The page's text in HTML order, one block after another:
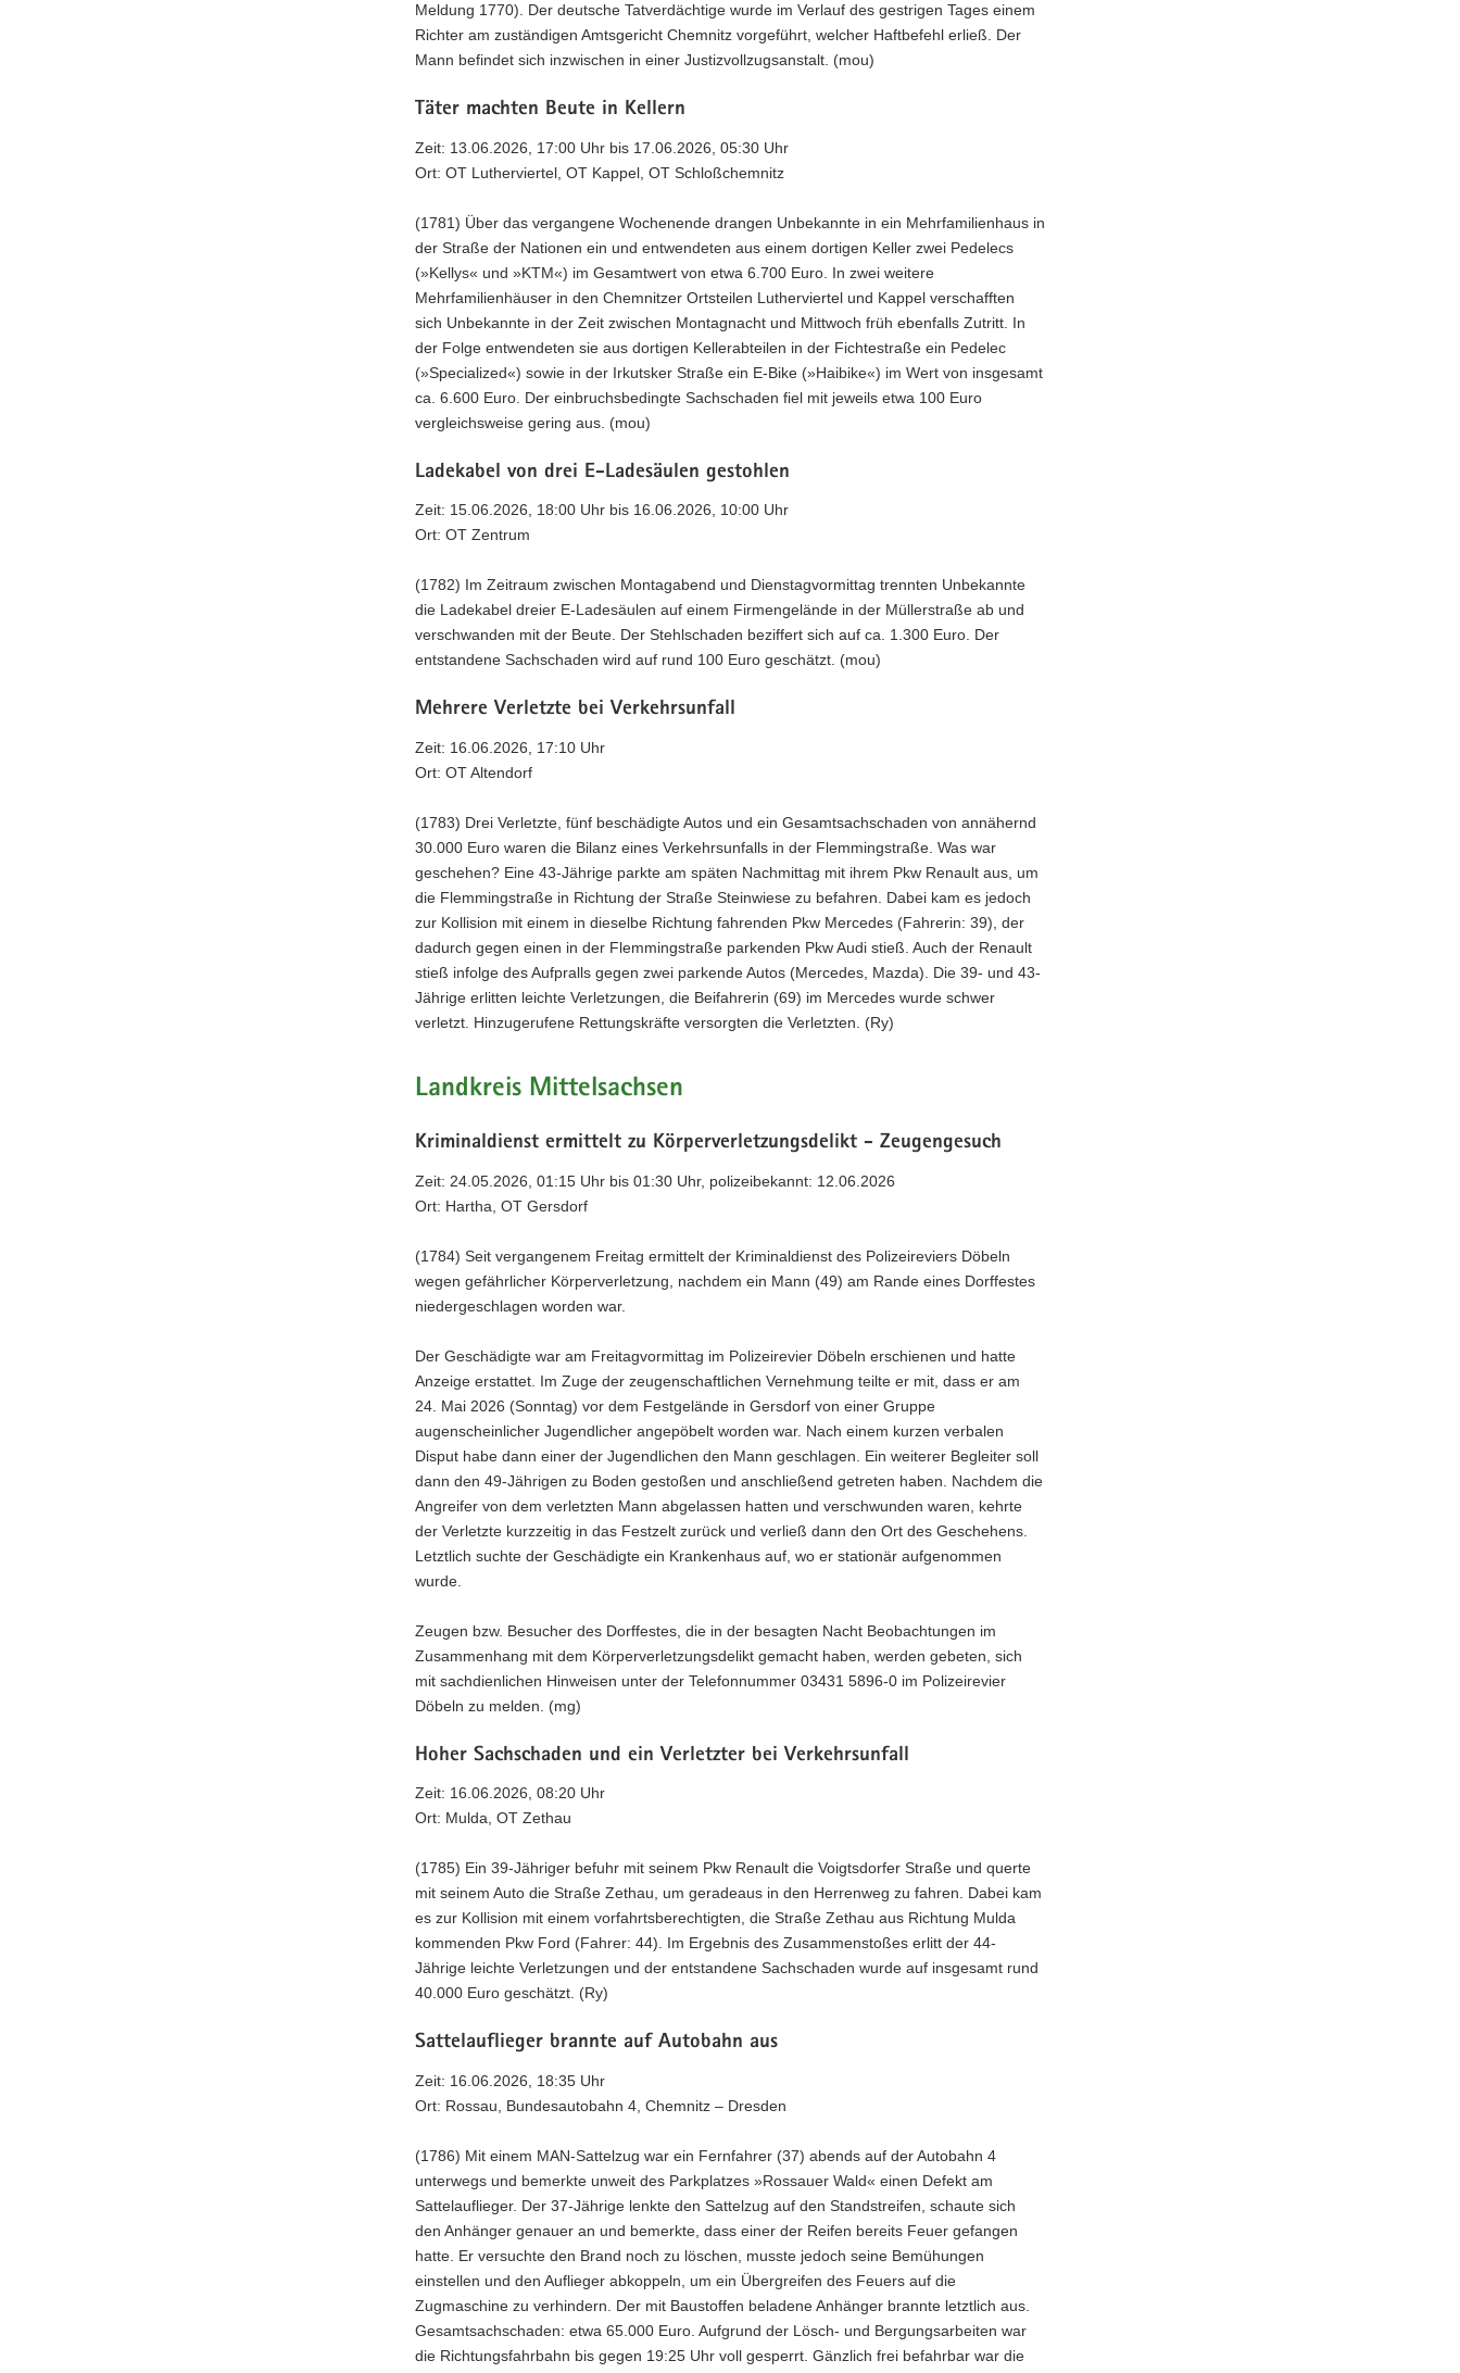
Meldung 1770). Der deutsche Tatverdächtige wurde im Verlauf des gestrigen Tages einem
Richter am zuständigen Amtsgericht Chemnitz vorgeführt, welcher Haftbefehl erließ. Der
Mann befindet sich inzwischen in einer Justizvollzugsanstalt. (mou)
Täter machten Beute in Kellern
Zeit: 13.06.2026, 17:00 Uhr bis 17.06.2026, 05:30 Uhr
Ort: OT Lutherviertel, OT Kappel, OT Schloßchemnitz
(1781) Über das vergangene Wochenende drangen Unbekannte in ein Mehrfamilienhaus in
der Straße der Nationen ein und entwendeten aus einem dortigen Keller zwei Pedelecs
(»Kellys« und »KTM«) im Gesamtwert von etwa 6.700 Euro. In zwei weitere
Mehrfamilienhäuser in den Chemnitzer Ortsteilen Lutherviertel und Kappel verschafften
sich Unbekannte in der Zeit zwischen Montagnacht und Mittwoch früh ebenfalls Zutritt. In
der Folge entwendeten sie aus dortigen Kellerabteilen in der Fichtestraße ein Pedelec
(»Specialized«) sowie in der Irkutsker Straße ein E-Bike (»Haibike«) im Wert von insgesamt
ca. 6.600 Euro. Der einbruchsbedingte Sachschaden fiel mit jeweils etwa 100 Euro
vergleichsweise gering aus. (mou)
Ladekabel von drei E-Ladesäulen gestohlen
Zeit: 15.06.2026, 18:00 Uhr bis 16.06.2026, 10:00 Uhr
Ort: OT Zentrum
(1782) Im Zeitraum zwischen Montagabend und Dienstagvormittag trennten Unbekannte
die Ladekabel dreier E-Ladesäulen auf einem Firmengelände in der Müllerstraße ab und
verschwanden mit der Beute. Der Stehlschaden beziffert sich auf ca. 1.300 Euro. Der
entstandene Sachschaden wird auf rund 100 Euro geschätzt. (mou)
Mehrere Verletzte bei Verkehrsunfall
Zeit: 16.06.2026, 17:10 Uhr
Ort: OT Altendorf
(1783) Drei Verletzte, fünf beschädigte Autos und ein Gesamtsachschaden von annähernd
30.000 Euro waren die Bilanz eines Verkehrsunfalls in der Flemmingstraße. Was war
geschehen? Eine 43-Jährige parkte am späten Nachmittag mit ihrem Pkw Renault aus, um
die Flemmingstraße in Richtung der Straße Steinwiese zu befahren. Dabei kam es jedoch
zur Kollision mit einem in dieselbe Richtung fahrenden Pkw Mercedes (Fahrerin: 39), der
dadurch gegen einen in der Flemmingstraße parkenden Pkw Audi stieß. Auch der Renault
stieß infolge des Aufpralls gegen zwei parkende Autos (Mercedes, Mazda). Die 39- und 43-
Jährige erlitten leichte Verletzungen, die Beifahrerin (69) im Mercedes wurde schwer
verletzt. Hinzugerufene Rettungskräfte versorgten die Verletzten. (Ry)
Landkreis Mittelsachsen
Kriminaldienst ermittelt zu Körperverletzungsdelikt - Zeugengesuch
Zeit: 24.05.2026, 01:15 Uhr bis 01:30 Uhr, polizeibekannt: 12.06.2026
Ort: Hartha, OT Gersdorf
(1784) Seit vergangenem Freitag ermittelt der Kriminaldienst des Polizeireviers Döbeln
wegen gefährlicher Körperverletzung, nachdem ein Mann (49) am Rande eines Dorffestes
niedergeschlagen worden war.
Der Geschädigte war am Freitagvormittag im Polizeirevier Döbeln erschienen und hatte
Anzeige erstattet. Im Zuge der zeugenschaftlichen Vernehmung teilte er mit, dass er am
24. Mai 2026 (Sonntag) vor dem Festgelände in Gersdorf von einer Gruppe
augenscheinlicher Jugendlicher angepöbelt worden war. Nach einem kurzen verbalen
Disput habe dann einer der Jugendlichen den Mann geschlagen. Ein weiterer Begleiter soll
dann den 49-Jährigen zu Boden gestoßen und anschließend getreten haben. Nachdem die
Angreifer von dem verletzten Mann abgelassen hatten und verschwunden waren, kehrte
der Verletzte kurzzeitig in das Festzelt zurück und verließ dann den Ort des Geschehens.
Letztlich suchte der Geschädigte ein Krankenhaus auf, wo er stationär aufgenommen
wurde.
Zeugen bzw. Besucher des Dorffestes, die in der besagten Nacht Beobachtungen im
Zusammenhang mit dem Körperverletzungsdelikt gemacht haben, werden gebeten, sich
mit sachdienlichen Hinweisen unter der Telefonnummer 03431 5896-0 im Polizeirevier
Döbeln zu melden. (mg)
Hoher Sachschaden und ein Verletzter bei Verkehrsunfall
Zeit: 16.06.2026, 08:20 Uhr
Ort: Mulda, OT Zethau
(1785) Ein 39-Jähriger befuhr mit seinem Pkw Renault die Voigtsdorfer Straße und querte
mit seinem Auto die Straße Zethau, um geradeaus in den Herrenweg zu fahren. Dabei kam
es zur Kollision mit einem vorfahrtsberechtigten, die Straße Zethau aus Richtung Mulda
kommenden Pkw Ford (Fahrer: 44). Im Ergebnis des Zusammenstoßes erlitt der 44-
Jährige leichte Verletzungen und der entstandene Sachschaden wurde auf insgesamt rund
40.000 Euro geschätzt. (Ry)
Sattelauflieger brannte auf Autobahn aus
Zeit: 16.06.2026, 18:35 Uhr
Ort: Rossau, Bundesautobahn 4, Chemnitz – Dresden
(1786) Mit einem MAN-Sattelzug war ein Fernfahrer (37) abends auf der Autobahn 4
unterwegs und bemerkte unweit des Parkplatzes »Rossauer Wald« einen Defekt am
Sattelauflieger. Der 37-Jährige lenkte den Sattelzug auf den Standstreifen, schaute sich
den Anhänger genauer an und bemerkte, dass einer der Reifen bereits Feuer gefangen
hatte. Er versuchte den Brand noch zu löschen, musste jedoch seine Bemühungen
einstellen und den Auflieger abkoppeln, um ein Übergreifen des Feuers auf die
Zugmaschine zu verhindern. Der mit Baustoffen beladene Anhänger brannte letztlich aus.
Gesamtsachschaden: etwa 65.000 Euro. Aufgrund der Lösch- und Bergungsarbeiten war
die Richtungsfahrbahn bis gegen 19:25 Uhr voll gesperrt. Gänzlich frei befahrbar war die